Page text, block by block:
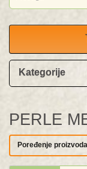
Kategorije
PERLE
Poređenje